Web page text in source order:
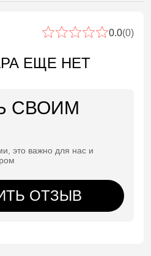
0.0(0)
ЕЩЕ НЕТ
СВОИМ
это важно для нас и
ОТЗЫВ